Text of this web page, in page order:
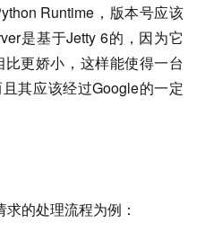
Runtime，版本号应该
是基于Jetty 6的，因为它
更娇小，这样能使得一台
其应该经过Google的一定
求的处理流程为例：